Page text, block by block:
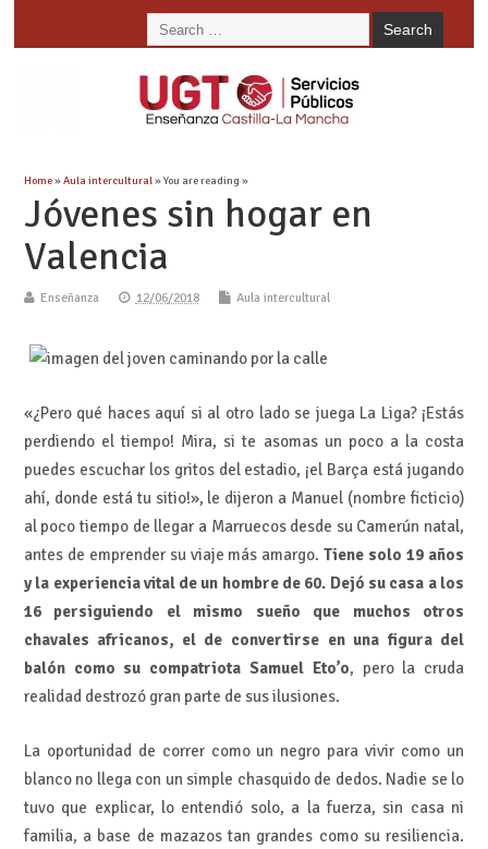
Home»Aula intercultural» You are reading »
Jóvenes sin hogar en
Valencia
Enseñanza 12/06/2018 Aula intercultural
«¿Pero qué haces aquí si al otro lado se juega La Liga? ¡Estás
perdiendo el tiempo! Mira, si te asomas un poco a la costa
puedes escuchar los gritos del estadio, ¡el Barça está jugando
ahí, donde está tu sitio!», le dijeron a Manuel (nombre ficticio)
al poco tiempo de llegar a Marruecos desde su Camerún natal,
antes de emprender su viaje más amargo.Tiene solo 19 años
y la experiencia vital de un hombre de 60. Dejó su casa a los
16 persiguiendo el mismo sueño que muchos otros
chavales africanos, el de convertirse en una figura del
balón como su compatriota Samuel Eto’o, pero la cruda
realidad destrozó gran parte de sus ilusiones.
La oportunidad de correr como un negro para vivir como un
blanco no llega con un simple chasquido de dedos. Nadie se lo
tuvo que explicar, lo entendió solo, a la fuerza, sin casa ni
familia, a base de mazazos tan grandes como su resiliencia.